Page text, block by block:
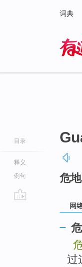
词典
目录
释义
例句
危
网
过